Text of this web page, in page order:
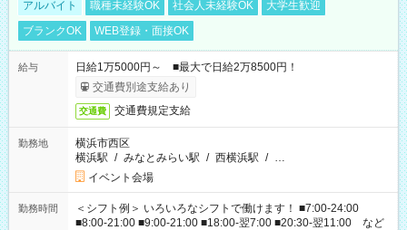
アルバイト 職種未経験OK 社会人未経験OK
大学生歓迎
ブランクOK
WEB登録・面接OK
給与
日給1万5000円～ ■最大で日給2万8500円！
交通費別途支給あり
交通費 交通費規定支給
勤務地
横浜市西区
横浜駅 / みなとみらい駅 / 西横浜駅 / …
イベント会場
勤務時間
＜シフト例＞ いろいろなシフトで働けます！ ■7:00-24:00
■8:00-21:00 ■9:00-21:00 ■18:00-翌7:00 ■20:30-翌11:00 など